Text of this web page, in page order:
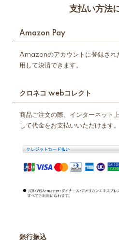
支払い方法
Amazon Pay
Amazonのアカウントに登録され
用して決済できます。
クロネコ webコレクト
商品ご注文の際、インターネット
して代金をお支払いいただけます。
銀行振込